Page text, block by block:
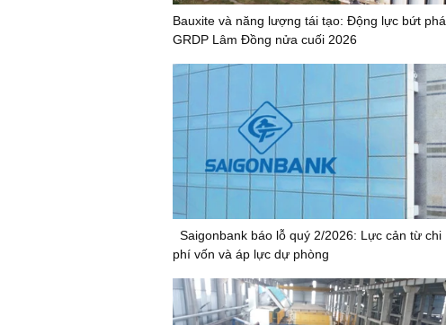
Bauxite và năng lượng tái tạo: Động lực bứt phá
GRDP Lâm Đồng nửa cuối 2026
Saigonbank báo lỗ quý 2/2026: Lực cản từ chi
phí vốn và áp lực dự phòng